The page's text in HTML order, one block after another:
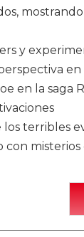
y
en la saga
terribles